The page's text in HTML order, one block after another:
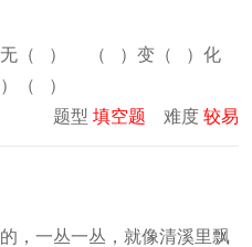
（ ） （ ）变（ ）化
（ ）
题型 填空题 难度 较易
，一丛一丛，就像清溪里飘